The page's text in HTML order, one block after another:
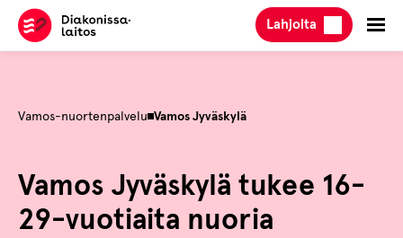
Hyppää
sisältöön
Lahjoita
Vamos-nuortenpalvelu Vamos Jyväskylä
Vamos Jyväskylä tukee 16-
29-vuotiaita nuoria